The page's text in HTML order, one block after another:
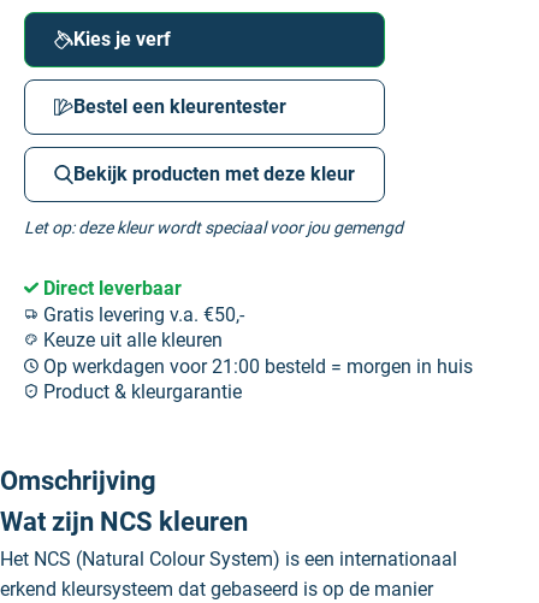
Kies je verf
Bestel een kleurentester
Bekijk producten met deze kleur
Let op: deze kleur wordt speciaal voor jou gemengd
Direct leverbaar
Gratis levering v.a. €50,-
Keuze uit alle kleuren
Op werkdagen voor 21:00 besteld = morgen in huis
Product & kleurgarantie
Omschrijving
Wat zijn NCS kleuren
Het NCS (Natural Colour System) is een internationaal
erkend kleursysteem dat gebaseerd is op de manier